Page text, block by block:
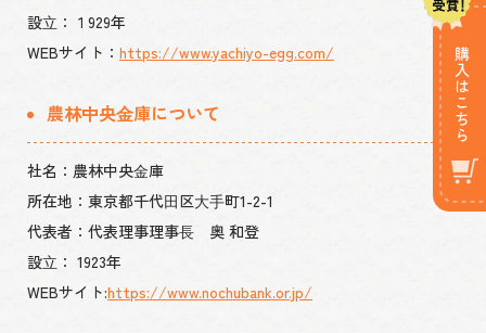
設⽴：１929年
WEBサイト： https://www.yachiyo-egg.com/
農林中央⾦庫について
社名：農林中央⾦庫
所在地：東京都千代⽥区⼤⼿町1-2-1
代表者：代表理事理事⻑ 奥 和登
設⽴： 1923年
WEBサイト:https://www.nochubank.or.jp/